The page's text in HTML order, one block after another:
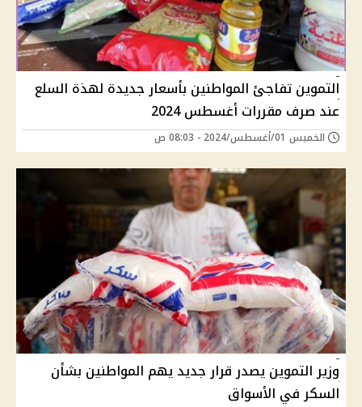
التموين تفاجئ المواطنين بأسعار جديدة لهذة السلع
عند صرف مقررات أغسطس 2024
الخميس 01/أغسطس/2024 - 08:03 ص
وزير التموين يصدر قرار جديد يهم المواطنين بشأن
السكر في الأسواق